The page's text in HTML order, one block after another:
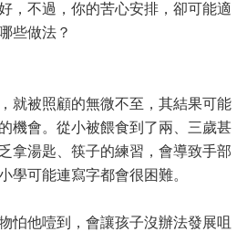
，不過，你的苦心安排，卻可能適
些做法？
就被照顧的無微不至，其結果可能
機會。從小被餵食到了兩、三歲甚
拿湯匙、筷子的練習，會導致手部
學可能連寫字都會很困難。
怕他噎到，會讓孩子沒辦法發展咀